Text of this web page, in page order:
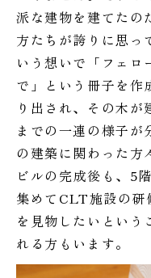
派な建物を建てたの
方たちが誇りに思っ
いう想いで「フェロ
で」という冊子を作
り出され、その木
までの一連の様子が
の建築に関わった方
ビルの完成後も、5
集めてCLT施設の
を見物したいという
れる方もいます。